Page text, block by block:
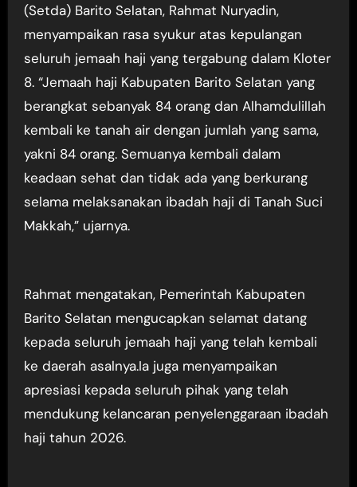
(Setda) Barito Selatan, Rahmat Nuryadin,
menyampaikan rasa syukur atas kepulangan
seluruh jemaah haji yang tergabung dalam Kloter
8. “Jemaah haji Kabupaten Barito Selatan yang
berangkat sebanyak 84 orang dan Alhamdulillah
kembali ke tanah air dengan jumlah yang sama,
yakni 84 orang. Semuanya kembali dalam
keadaan sehat dan tidak ada yang berkurang
selama melaksanakan ibadah haji di Tanah Suci
Makkah,” ujarnya.
Rahmat mengatakan, Pemerintah Kabupaten
Barito Selatan mengucapkan selamat datang
kepada seluruh jemaah haji yang telah kembali
ke daerah asalnya.Ia juga menyampaikan
apresiasi kepada seluruh pihak yang telah
mendukung kelancaran penyelenggaraan ibadah
haji tahun 2026.